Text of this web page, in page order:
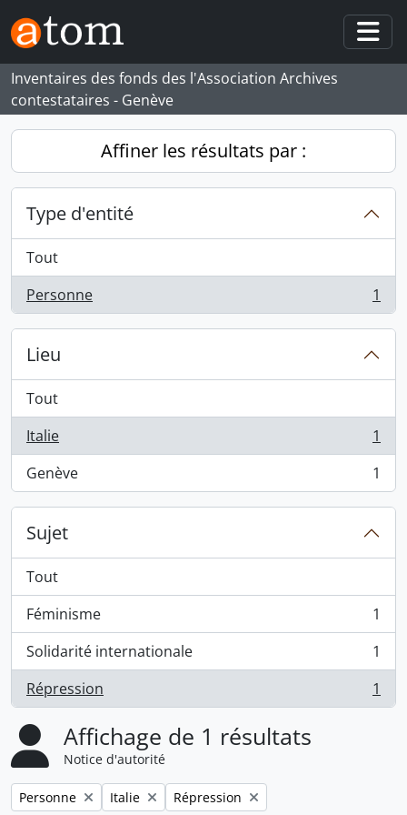
Skip to main content
Inventaires des fonds des l'Association Archives
contestataires - Genève
Affiner les résultats par :
Type d'entité
Tout
Personne
, 1 résultats 1
Lieu
Tout
Italie
, 1 résultats
1
Genève
, 1 résultats 1
Sujet
Tout
Féminisme
, 1 résultats
1
Solidarité internationale
, 1 résultats
1
Répression
, 1 résultats 1
Affichage de 1 résultats
Notice d'autorité
Remove filter:
Personne Remove filter:
Italie Remove filter:
Répression